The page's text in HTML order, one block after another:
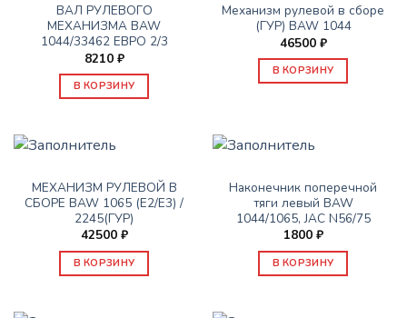
ВАЛ РУЛЕВОГО
МЕХАНИЗМА BAW
1044/33462 ЕВРО 2/3
8210 ₽
В КОРЗИНУ
Механизм рулевой в сборе
(ГУР) BAW 1044
46500 ₽
В КОРЗИНУ
МЕХАНИЗМ РУЛЕВОЙ В
СБОРЕ BAW 1065 (Е2/Е3) /
2245(ГУР)
42500 ₽
В КОРЗИНУ
Наконечник поперечной
тяги левый BAW
1044/1065, JAC N56/75
1800 ₽
В КОРЗИНУ